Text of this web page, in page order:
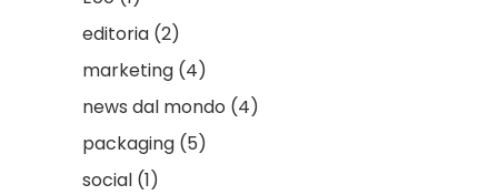
editoria (2)
marketing (4)
news dal mondo (4)
packaging (5)
social (1)